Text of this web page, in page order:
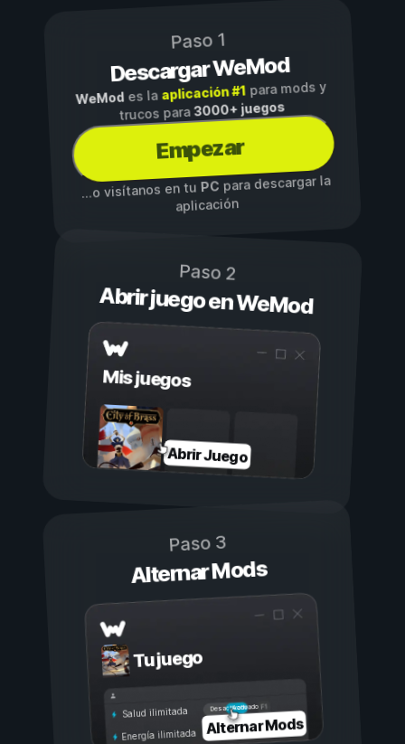
Paso 1
Descargar WeMod
WeMod es la aplicación #1para mods y
trucos para3000+ juegos
Empezar
...o visítanos en tuPCpara descargar la
aplicación
Paso 2
Abrir juego en WeMod
Mis juegos
Abrir Juego
Paso 3
Alternar Mods
Tu juego
Activado
Desactivado
Salud ilimitada
Energía ilimitada Alternar Mods